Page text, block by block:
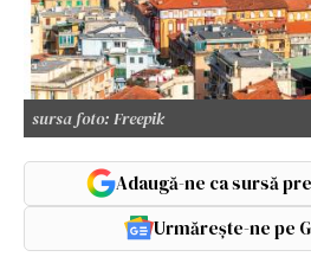
sursa foto: Freepik
Adaugă-ne ca sursă
Urmărește-ne pe